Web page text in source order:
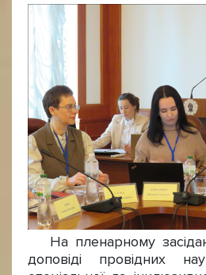
На пленарному
доповіді провідних